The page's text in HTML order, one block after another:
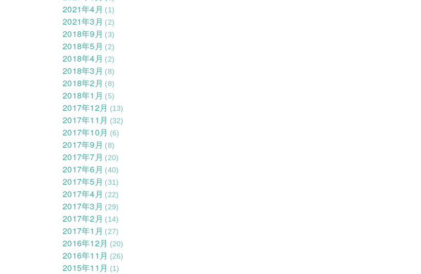
2021年4月 (1)
2021年3月 (2)
2018年9月 (3)
2018年5月 (2)
2018年4月 (2)
2018年3月 (8)
2018年2月 (8)
2018年1月 (5)
2017年12月 (13)
2017年11月 (32)
2017年10月 (6)
2017年9月 (8)
2017年7月 (20)
2017年6月 (40)
2017年5月 (31)
2017年4月 (22)
2017年3月 (29)
2017年2月 (14)
2017年1月 (27)
2016年12月 (20)
2016年11月 (26)
2015年11月 (1)